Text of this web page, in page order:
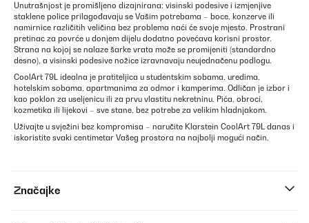
Unutrašnjost je promišljeno dizajnirana: visinski podesive i izmjenjive
staklene police prilagođavaju se Vašim potrebama – boce, konzerve ili
namirnice različitih veličina bez problema naći će svoje mjesto. Prostrani
pretinac za povrće u donjem dijelu dodatno povećava korisni prostor.
Strana na kojoj se nalaze šarke vrata može se promijeniti (standardno
desno), a visinski podesive nožice izravnavaju neujednačenu podlogu.
CoolArt 79L idealna je pratiteljica u studentskim sobama, uredima,
hotelskim sobama, apartmanima za odmor i kamperima. Odličan je izbor i
kao poklon za useljenicu ili za prvu vlastitu nekretninu. Pića, obroci,
kozmetika ili lijekovi – sve stane, bez potrebe za velikim hladnjakom.
Uživajte u svježini bez kompromisa – naručite Klarstein CoolArt 79L danas i
iskoristite svaki centimetar Vašeg prostora na najbolji mogući način.
Značajke